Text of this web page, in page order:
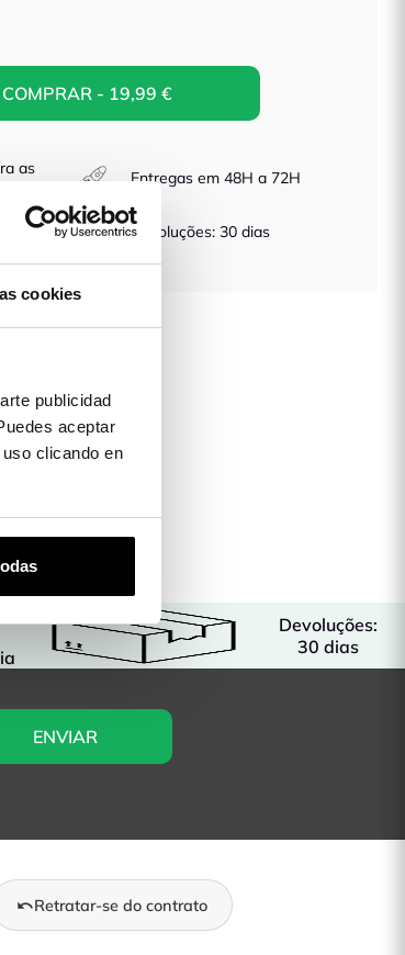
cookies
publicidad
aceptar
clicando en
COMPRAR - 19,99 €
as
Entregas em 48H a 72H
Devoluções: 30 dias
Devoluções:
30 dias
Retratar-se do contrato